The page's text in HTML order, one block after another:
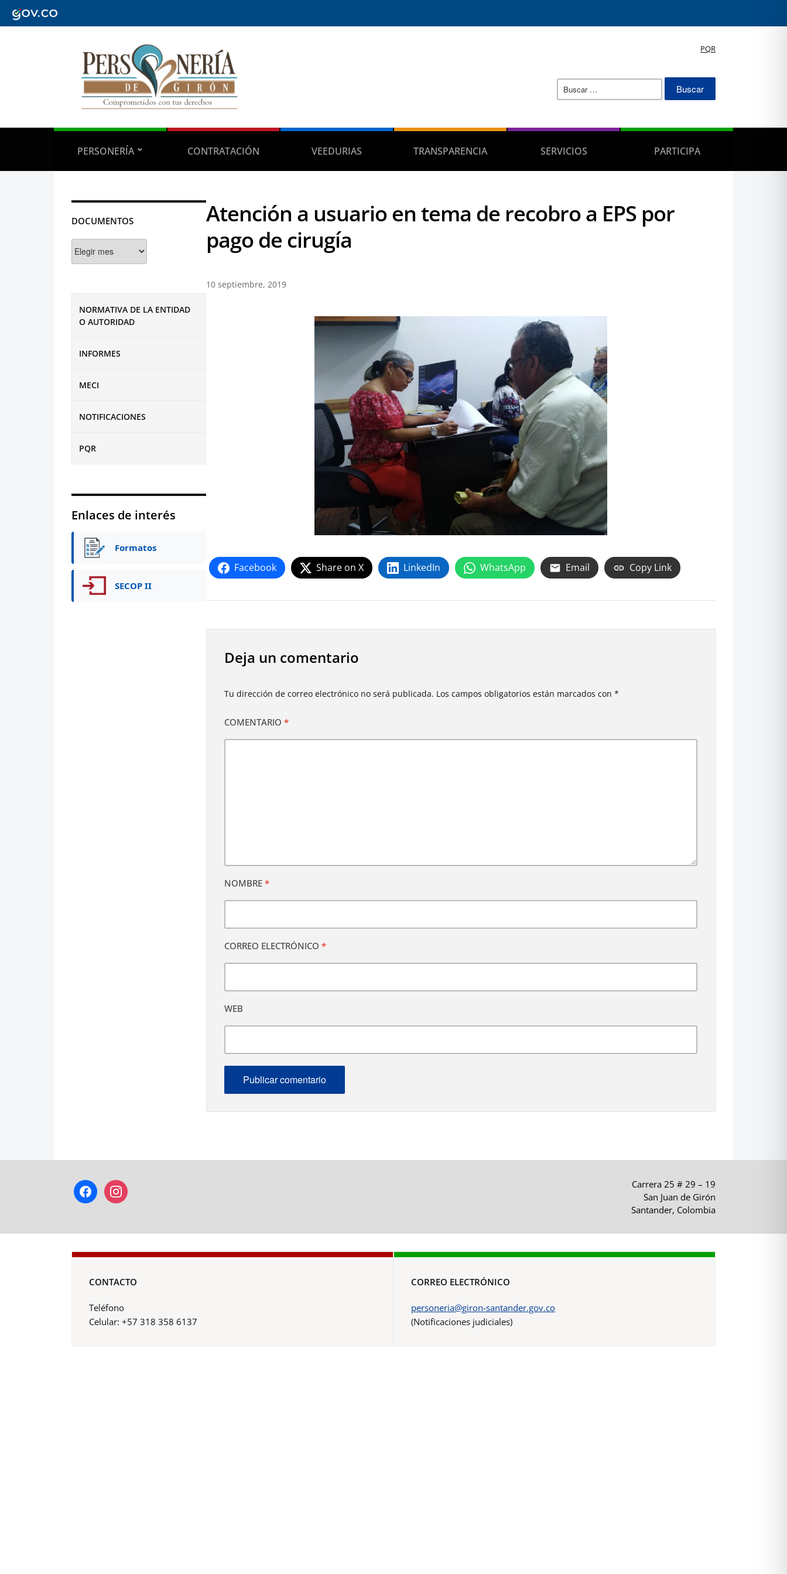
PQR
Buscar:
PERSONERÍA CONTRATACIÓN VEEDURIAS TRANSPARENCIA SERVICIOS PARTICIPA
DOCUMENTOS
NORMATIVA DE LA ENTIDAD
O AUTORIDAD
INFORMES
MECI
NOTIFICACIONES
PQR
Enlaces de interés
Formatos
SECOP II
Atención a usuario en tema de recobro a EPS por
pago de cirugía
10 septiembre, 2019
Facebook Share on X LinkedIn WhatsApp Email Copy Link
Deja un comentario
Tu dirección de correo electrónico no será publicada. Los campos obligatorios están marcados con *
COMENTARIO *
NOMBRE *
CORREO ELECTRÓNICO *
WEB
facebookinstagram
Carrera 25 # 29 – 19
San Juan de Girón
Santander, Colombia
CONTACTO
Teléfono
Celular: +57 318 358 6137
CORREO ELECTRÓNICO
personeria@giron-santander.gov.co
(Notificaciones judiciales)